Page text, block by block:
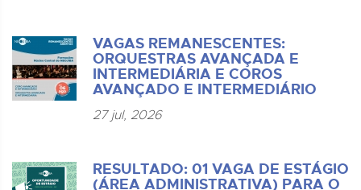
VAGAS REMANESCENTES:
ORQUESTRAS AVANÇADA E
INTERMEDIÁRIA E COROS
AVANÇADO E INTERMEDIÁRIO
27 jul, 2026
RESULTADO: 01 VAGA DE ESTÁGIO
(ÁREA ADMINISTRATIVA) PARA O